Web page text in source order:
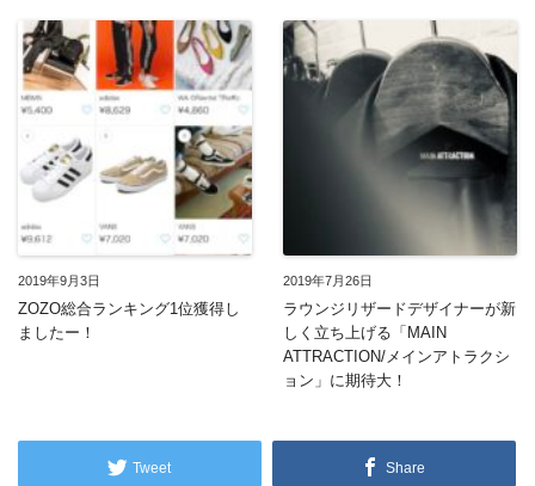
2019年9月3日
ZOZO総合ランキング1位獲得し
ましたー！
2019年7月26日
ラウンジリザードデザイナーが新
しく立ち上げる「MAIN
ATTRACTION/メインアトラクシ
ョン」に期待大！
Tweet Share